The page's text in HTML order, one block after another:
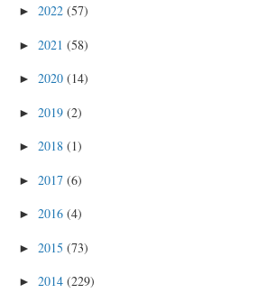
► 2022 (57)
► 2021 (58)
► 2020 (14)
► 2019 (2)
► 2018 (1)
► 2017 (6)
► 2016 (4)
► 2015 (73)
► 2014 (229)